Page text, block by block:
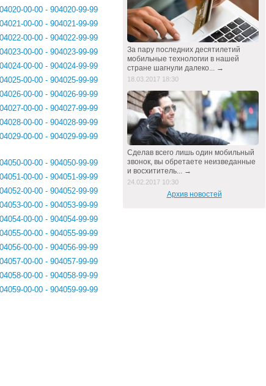
00-00 - 904020-99-99
00-00 - 904021-99-99
00-00 - 904022-99-99
00-00 - 904023-99-99
00-00 - 904024-99-99
00-00 - 904025-99-99
00-00 - 904026-99-99
00-00 - 904027-99-99
00-00 - 904028-99-99
00-00 - 904029-99-99
00-00 - 904050-99-99
00-00 - 904051-99-99
00-00 - 904052-99-99
00-00 - 904053-99-99
00-00 - 904054-99-99
00-00 - 904055-99-99
00-00 - 904056-99-99
00-00 - 904057-99-99
00-00 - 904058-99-99
00-00 - 904059-99-99
За пару последних десятилетий
мобильные технологии в нашей
стране шагнули далеко... →
18.03.2017 18:30
Сделав всего лишь один мобильный
звонок, вы обретаете неизведанные
и восхититель... →
24.02.2017 10:30
Архив новостей